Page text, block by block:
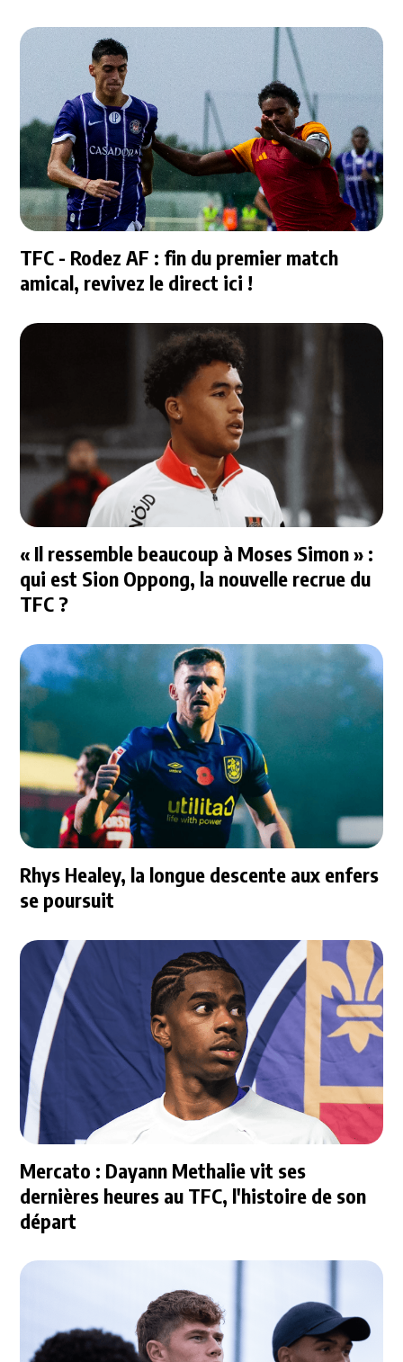
TFC - Rodez AF : fin du premier match
amical, revivez le direct ici !
« Il ressemble beaucoup à Moses Simon » :
qui est Sion Oppong, la nouvelle recrue du
TFC ?
Rhys Healey, la longue descente aux enfers
se poursuit
Mercato : Dayann Methalie vit ses
dernières heures au TFC, l'histoire de son
départ